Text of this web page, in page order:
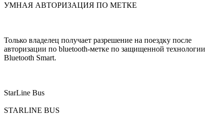
УМНАЯ АВТОРИЗАЦИЯ ПО МЕТКЕ
Только владелец получает разрешение на поездку после
авторизации по bluetooth-метке по защищенной технологии
Bluetooth Smart.
StarLine Bus
STARLINE BUS